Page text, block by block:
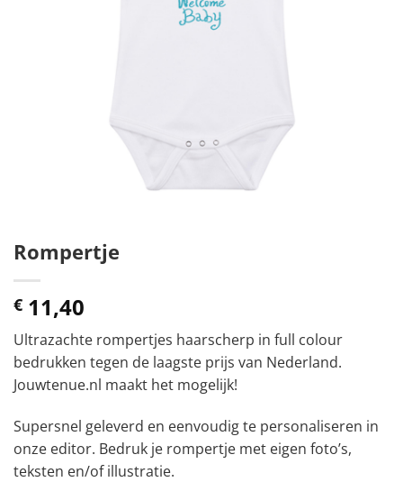
Rompertje
€ 11,40
Ultrazachte rompertjes haarscherp in full colour
bedrukken tegen de laagste prijs van Nederland.
Jouwtenue.nl maakt het mogelijk!
Supersnel geleverd en eenvoudig te personaliseren in
onze editor. Bedruk je rompertje met eigen foto’s,
teksten en/of illustratie.